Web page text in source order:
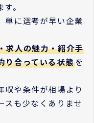
。
単に選考が早い企業
求人の魅力・紹介手
り合っている状態を
収や条件が相場より
スも少なくありませ